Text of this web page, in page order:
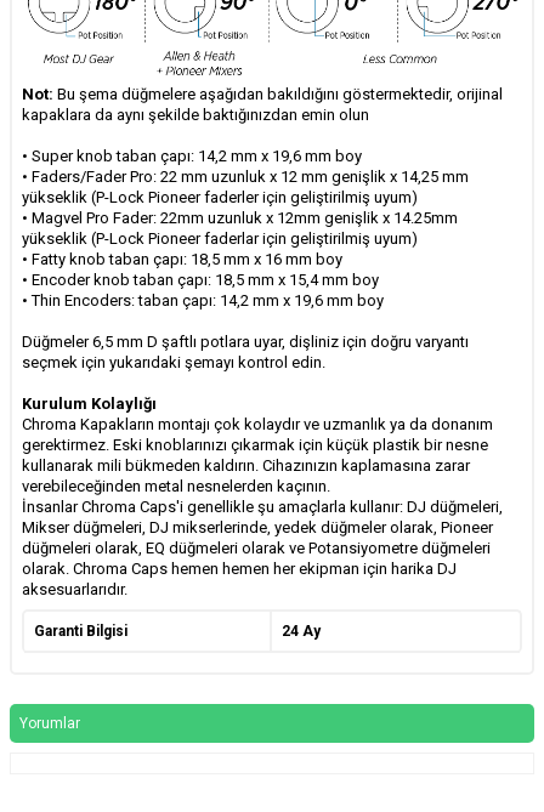
Not: Bu şema düğmelere aşağıdan bakıldığını göstermektedir, orijinal
kapaklara da aynı şekilde baktığınızdan emin olun
• Super knob taban çapı: 14,2 mm x 19,6 mm boy
• Faders/Fader Pro: 22 mm uzunluk x 12 mm genişlik x 14,25 mm
yükseklik (P-Lock Pioneer faderler için geliştirilmiş uyum)
• Magvel Pro Fader: 22mm uzunluk x 12mm genişlik x 14.25mm
yükseklik (P-Lock Pioneer faderlar için geliştirilmiş uyum)
• Fatty knob taban çapı: 18,5 mm x 16 mm boy
• Encoder knob taban çapı: 18,5 mm x 15,4 mm boy
• Thin Encoders: taban çapı: 14,2 mm x 19,6 mm boy
Düğmeler 6,5 mm D şaftlı potlara uyar, dişliniz için doğru varyantı
seçmek için yukarıdaki şemayı kontrol edin.
Kurulum Kolaylığı
Chroma Kapakların montajı çok kolaydır ve uzmanlık ya da donanım
gerektirmez. Eski knoblarınızı çıkarmak için küçük plastik bir nesne
kullanarak mili bükmeden kaldırın. Cihazınızın kaplamasına zarar
verebileceğinden metal nesnelerden kaçının.
İnsanlar Chroma Caps'i genellikle şu amaçlarla kullanır: DJ düğmeleri,
Mikser düğmeleri, DJ mikserlerinde, yedek düğmeler olarak, Pioneer
düğmeleri olarak, EQ düğmeleri olarak ve Potansiyometre düğmeleri
olarak. Chroma Caps hemen hemen her ekipman için harika DJ
aksesuarlarıdır.
Garanti Bilgisi 24 Ay
Yorumlar